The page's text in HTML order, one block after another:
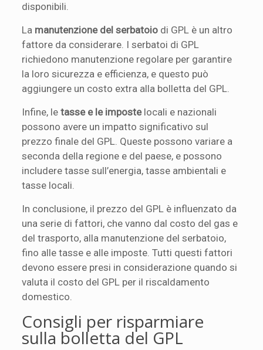
disponibili.
La manutenzione del serbatoio di GPL è un altro
fattore da considerare. I serbatoi di GPL
richiedono manutenzione regolare per garantire
la loro sicurezza e efficienza, e questo può
aggiungere un costo extra alla bolletta del GPL.
Infine, letasse e le impostelocali e nazionali
possono avere un impatto significativo sul
prezzo finale del GPL. Queste possono variare a
seconda della regione e del paese, e possono
includere tasse sull’energia, tasse ambientali e
tasse locali.
In conclusione, il prezzo del GPL è influenzato da
una serie di fattori, che vanno dal costo del gas e
del trasporto, alla manutenzione del serbatoio,
fino alle tasse e alle imposte. Tutti questi fattori
devono essere presi in considerazione quando si
valuta il costo del GPL per il riscaldamento
domestico.
Consigli per risparmiare
sulla bolletta del GPL